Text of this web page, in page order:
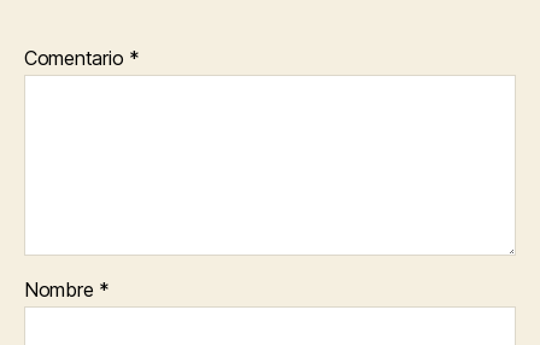
Comentario *
Nombre *